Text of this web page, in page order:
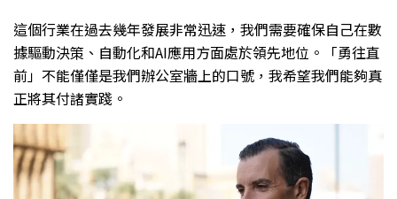
這個行業在過去幾年發展非常迅速，我們需要確保自己在數
據驅動決策、自動化和AI應用方面處於領先地位。「勇往直
前」不能僅僅是我們辦公室牆上的口號，我希望我們能夠真
正將其付諸實踐。